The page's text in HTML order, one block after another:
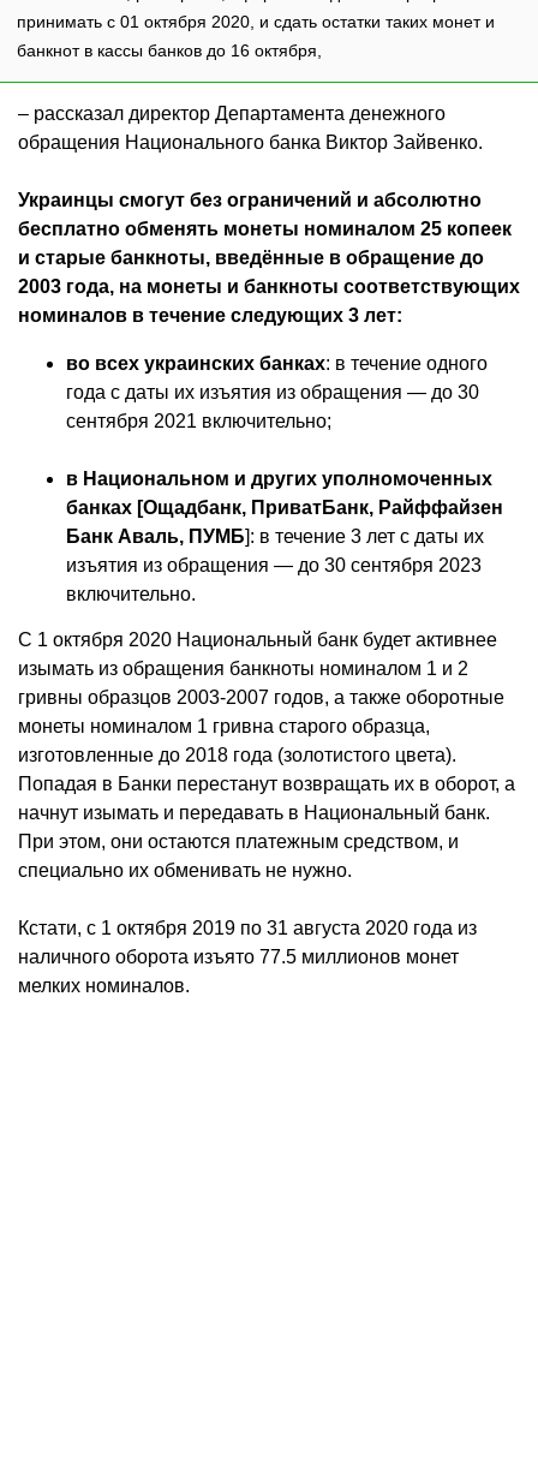
принимать с 01 октября 2020, и сдать остатки таких монет и
банкнот в кассы банков до 16 октября,
– рассказал директор Департамента денежного
обращения Национального банка Виктор Зайвенко.
Украинцы смогут без ограничений и абсолютно
бесплатно обменять монеты номиналом 25 копеек
и старые банкноты, введённые в обращение до
2003 года, на монеты и банкноты соответствующих
номиналов в течение следующих 3 лет:
во всех украинских банках: в течение одного
года с даты их изъятия из обращения — до 30
сентября 2021 включительно;
в Национальном и других уполномоченных
банках [Ощадбанк, ПриватБанк, Райффайзен
Банк Аваль, ПУМБ ]: в течение 3 лет с даты их
изъятия из обращения — до 30 сентября 2023
включительно.
С 1 октября 2020 Национальный банк будет активнее
изымать из обращения банкноты номиналом 1 и 2
гривны образцов 2003-2007 годов, а также оборотные
монеты номиналом 1 гривна старого образца,
изготовленные до 2018 года (золотистого цвета).
Попадая в Банки перестанут возвращать их в оборот, а
начнут изымать и передавать в Национальный банк.
При этом, они остаются платежным средством, и
специально их обменивать не нужно.
Кстати, с 1 октября 2019 по 31 августа 2020 года из
наличного оборота изъято 77.5 миллионов монет
мелких номиналов.